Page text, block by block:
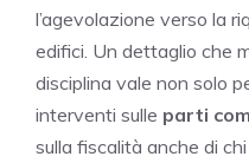
l’agevolazione verso la
edifici. Un dettaglio che
disciplina vale non solo
interventi sulle parti
sulla fiscalità anche di